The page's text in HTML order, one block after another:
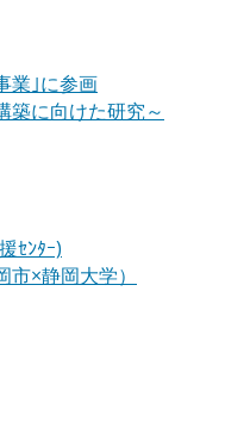
業｣に参画
築に向けた研究～
ｾﾝﾀｰ)
×静岡大学）